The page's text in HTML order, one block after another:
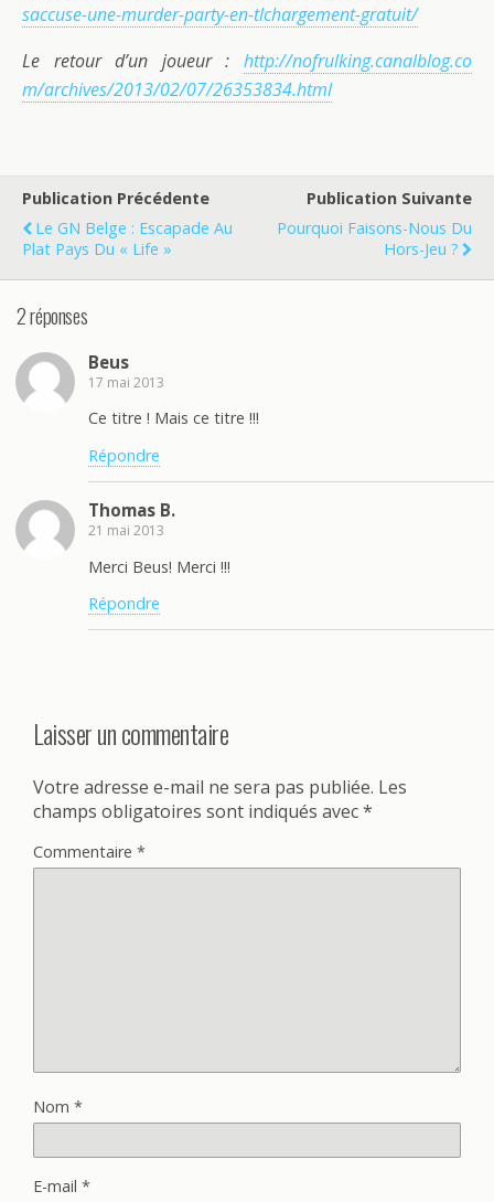
saccuse-une-murder-party-en-tlchargement-gratuit/
Le retour d’un joueur : http://nofrulking.canalblog.co
m/archives/2013/02/07/26353834.html
Publication Précédente
Le GN Belge : Escapade Au
Plat Pays Du « Life »
Publication Suivante
Pourquoi Faisons-Nous Du
Hors-Jeu ?
2 réponses
Beus
17 mai 2013
Ce titre ! Mais ce titre !!!
Répondre
Thomas B.
21 mai 2013
Merci Beus! Merci !!!
Répondre
Laisser un commentaire
Votre adresse e-mail ne sera pas publiée. Les
champs obligatoires sont indiqués avec*
Commentaire *
Nom *
E-mail *